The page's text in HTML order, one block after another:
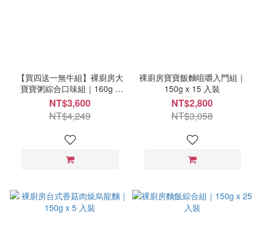
【買四送一無牛組】裸廚房大
寶寶粥綜合口味組｜160g x
25 入裝
NT$3,600
NT$4,249
裸廚房寶寶飯麵咀嚼入門組｜
150g x 15 入裝
NT$2,800
NT$3,058